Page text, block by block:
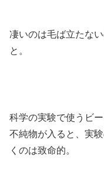
凄いのは毛ば立たな
と。
科学の実験で使うビ
不純物が入ると、実
くのは致命的。